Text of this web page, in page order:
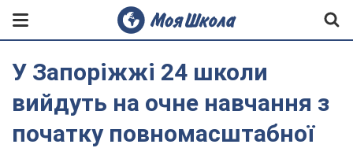
У Запоріжжі 24 школи
вийдуть на очне навчання з
початку повномасштабної